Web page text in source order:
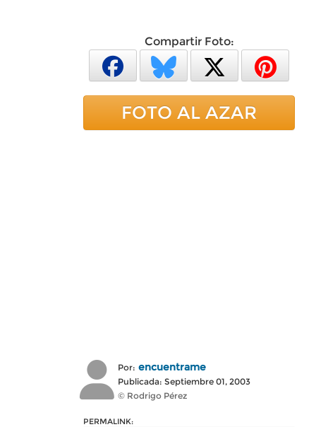
Compartir Foto:
FOTO AL AZAR
Por: encuentrame
Publicada: Septiembre 01, 2003
© Rodrigo Pérez
PERMALINK: